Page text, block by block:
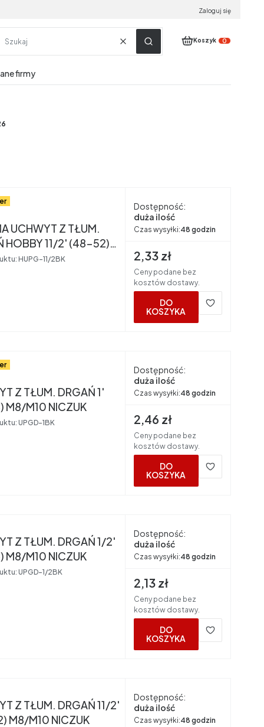
Zaloguj się
WyczyśćSzukaj Produkty w
Koszyk
firmy
UCHWYT Z TŁUM.
HOBBY 11/2' (48-52)
HUPG-11/2BK
Dostępność:
duża ilość
Czas wysyłki:48 godzin
Cena brutto
2,33 zł
Ceny podane bez
kosztów dostawy.
DO
KOSZYKA
Z TŁUM. DRGAŃ 1'
M8/M10 NICZUK
UPGD-1BK
Dostępność:
duża ilość
Czas wysyłki:48 godzin
Cena brutto
2,46 zł
Ceny podane bez
kosztów dostawy.
DO
KOSZYKA
Z TŁUM. DRGAŃ 1/2'
M8/M10 NICZUK
UPGD-1/2BK
Dostępność:
duża ilość
Czas wysyłki:48 godzin
Cena brutto
2,13 zł
Ceny podane bez
kosztów dostawy.
DO
KOSZYKA
Z TŁUM. DRGAŃ 11/2'
M8/M10 NICZUK
Dostępność:
duża ilość
Czas wysyłki:48 godzin